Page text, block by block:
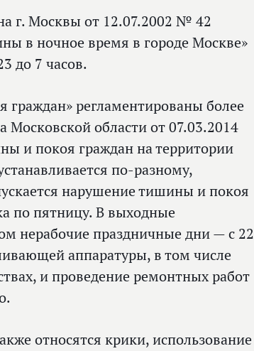
г. Москвы от 12.07.2002 № 42
в ночное время в городе Москве»
до 7 часов.
граждан» регламентированы более
Московской области от 07.03.2014
и покоя граждан на территории
по‑разному,
нарушение тишины и покоя
по пятницу. В выходные
нерабочие праздничные дни — с 22
аппаратуры, в том числе
и проведение ремонтных работ
относятся крики, использование